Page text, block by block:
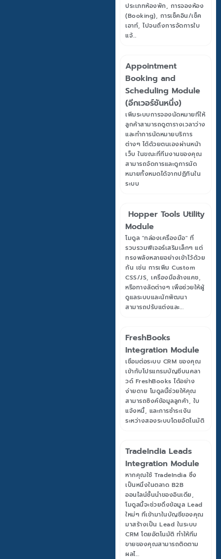
ประเภทห้องพัก, การจองห้อง
(Booking), การเช็คอิน/เช็ค
เอาท์, ไปจนถึงการจัดการใบ
แจ้...
Appointment
Booking and
Scheduling Module
(อีกเวอร์ชันหนึ่ง)
เพิ่มระบบการจองนัดหมายที่ให้
ลูกค้าสามารถดูตารางเวลาว่าง
และทำการนัดหมายบริการ
ต่างๆ ได้ด้วยตนเองผ่านหน้า
เว็บ ในขณะที่ทีมงานของคุณ
สามารถจัดการและดูการนัด
หมายทั้งหมดได้จากปฏิทินใน
ระบบ
Hopper Tools Utility
Module
โมดูล "กล่องเครื่องมือ" ที่
รวบรวมฟีเจอร์เสริมเล็กๆ แต่
ทรงพลังหลายอย่างเข้าไว้ด้วย
กัน เช่น การเพิ่ม Custom
CSS/JS, เครื่องมือล้างแคช,
หรือทางลัดต่างๆ เพื่อช่วยให้ผู้
ดูแลระบบและนักพัฒนา
สามารถปรับแต่งและ...
FreshBooks
Integration Module
เชื่อมต่อระบบ CRM ของคุณ
เข้ากับโปรแกรมบัญชีบนคลา
วด์ FreshBooks ได้อย่าง
ง่ายดาย โมดูลนี้ช่วยให้คุณ
สามารถซิงค์ข้อมูลลูกค้า, ใบ
แจ้งหนี้, และการชำระเงิน
ระหว่างสองระบบโดยอัตโนมัติ
TradeIndia Leads
Integration Module
หากคุณใช้ TradeIndia ซึ่ง
เป็นหนึ่งในตลาด B2B
ออนไลน์ชั้นนำของอินเดีย,
โมดูลนี้จะช่วยดึงข้อมูล Lead
ใหม่ๆ ที่เข้ามาในบัญชีของคุณ
มาสร้างเป็น Lead ในระบบ
CRM โดยอัตโนมัติ ทำให้ทีม
ขายของคุณสามารถติดตาม
ผลไ...